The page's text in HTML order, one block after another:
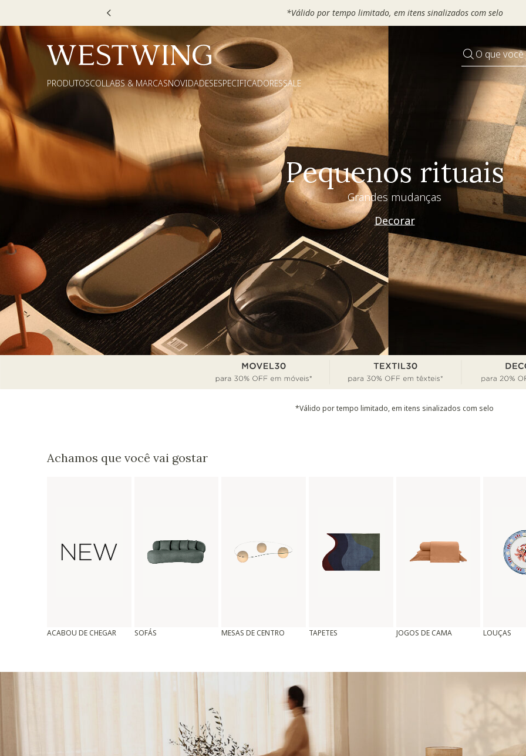
*Válido por tempo limitado, em itens sinalizados
O que
PRODUTOSCOLLABS & MARCASNOVIDADESESPECIFICADORESSALE
Pequenos rituais
Grandes mudanças
Decorar
*Válido por tempo limitado, em itens sinalizados com selo
Achamos que você vai gostar
ACABOU DE CHEGAR SOFÁS MESAS DE CENTRO TAPETES JOGOS DE CAMA LOUÇAS